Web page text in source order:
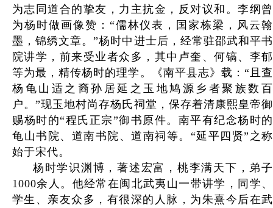
为志同道合的挚友，力主抗金，反对议和。李纲曾
为杨时做画像赞：“儒林仪表，国家栋梁，风云翰
墨，锦绣文章。”杨时中进士后，经常驻邵武和平书
院讲学，前来受业者众多，其中卢奎、何镐、李郁
等为最，精传杨时的理学。《南平县志》载：“且查
杨龟山适之裔孙居延之玉地鸠源乡者聚族数百
户。”现玉地村尚存杨氏祠堂，保存着清康熙皇帝御
赐杨时的“程氏正宗”御书原件。南平有纪念杨时的
龟山书院、道南书院、道南祠等。“延平四贤”之称
始于宋代。
杨时学识渊博，著述宏富，桃李满天下，弟子
1000余人。他经常在闽北武夷山一带讲学，同学、
学生、亲友众多，有很深的人脉，为朱熹今后在武